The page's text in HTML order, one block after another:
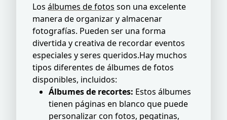
Los álbumes de fotos son una excelente
manera de organizar y almacenar
fotografías. Pueden ser una forma
divertida y creativa de recordar eventos
especiales y seres queridos.Hay muchos
tipos diferentes de álbumes de fotos
disponibles, incluidos:
Álbumes de recortes: Estos álbumes
tienen páginas en blanco que puede
personalizar con fotos, pegatinas,